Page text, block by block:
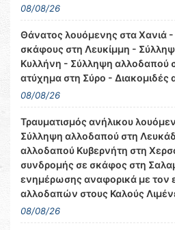
08/08/26
Θάνατος λουόμενης στα Χανιά
σκάφους στη Λευκίμμη -
Κυλλήνη - Σύλληψη αλλοδαπού
ατύχημα στη Σύρο -
08/08/26
Τραυματισμός ανήλικου
Σύλληψη αλλοδαπού στη
αλλοδαπού Κυβερνήτη στη
συνδρομής σε σκάφος στη
ενημέρωσης αναφορικά με τον
αλλοδαπών στους Καλούς
08/08/26